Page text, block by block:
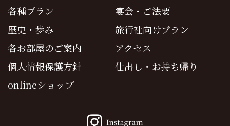
各種プラン
宴会・ご法要
歴史・歩み
旅行社向けプラン
各お部屋のご案内
アクセス
個人情報保護方針
仕出し・お持ち帰り
onlineショップ